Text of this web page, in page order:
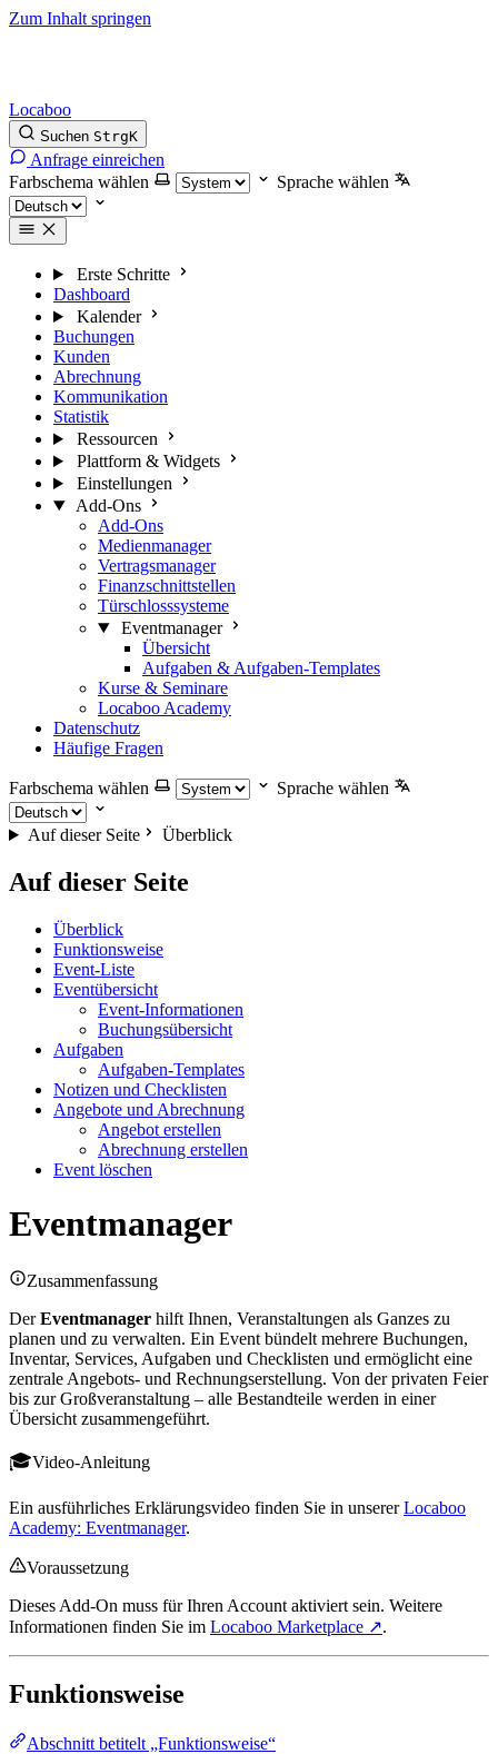
Zum Inhalt springen
Locaboo
Suchen StrgK
Anfrage einreichen
Farbschema wählen
Sprache wählen
Erste Schritte
Dashboard
Kalender
Buchungen
Kunden
Abrechnung
Kommunikation
Statistik
Ressourcen
Plattform & Widgets
Einstellungen
Add-Ons
Add-Ons
Medienmanager
Vertragsmanager
Finanzschnittstellen
Türschlosssysteme
Eventmanager
Übersicht
Aufgaben & Aufgaben-Templates
Kurse & Seminare
Locaboo Academy
Datenschutz
Häufige Fragen
Farbschema wählen Sprache wählen
Auf dieser Seite Überblick
Auf dieser Seite
Überblick
Funktionsweise
Event-Liste
Eventübersicht
Event-Informationen
Buchungsübersicht
Aufgaben
Aufgaben-Templates
Notizen und Checklisten
Angebote und Abrechnung
Angebot erstellen
Abrechnung erstellen
Event löschen
Eventmanager
Zusammenfassung
DerEventmanager hilft Ihnen, Veranstaltungen als Ganzes zu
planen und zu verwalten. Ein Event bündelt mehrere Buchungen,
Inventar, Services, Aufgaben und Checklisten und ermöglicht eine
zentrale Angebots- und Rechnungserstellung. Von der privaten Feier
bis zur Großveranstaltung – alle Bestandteile werden in einer
Übersicht zusammengeführt.
Video-Anleitung
Ein ausführliches Erklärungsvideo finden Sie in unsererLocaboo
Academy: Eventmanager.
Voraussetzung
Dieses Add-On muss für Ihren Account aktiviert sein. Weitere
Informationen finden Sie im Locaboo Marketplace ↗.
Funktionsweise
Abschnitt betitelt „Funktionsweise“